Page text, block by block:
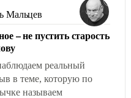
мысль: хорошо бы
что
вступила в
противостояние
Мальцев
– не пустить старость
реальный
в теме, которую по
называем